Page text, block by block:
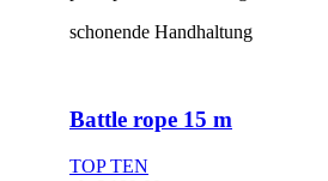
schonende Handhaltung
Battle rope 15 m
TOP TEN